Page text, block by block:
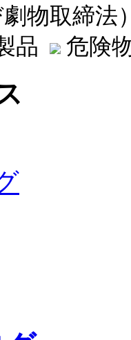
劇物取締
品 危険